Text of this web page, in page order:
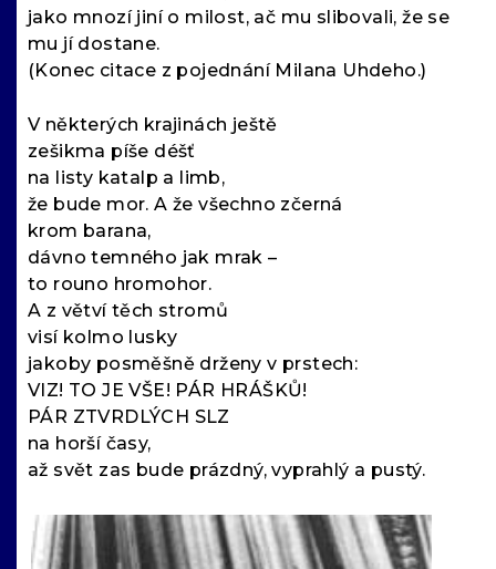
jako mnozí jiní o milost, ač mu slibovali, že se
mu jí dostane.
(Konec citace z pojednání Milana Uhdeho.)
V některých krajinách ještě
zešikma píše déšť
na listy katalp a limb,
že bude mor. A že všechno zčerná
krom barana,
dávno temného jak mrak –
to rouno hromohor.
A z větví těch stromů
visí kolmo lusky
jakoby posměšně drženy v prstech:
VIZ! TO JE VŠE! PÁR HRÁŠKŮ!
PÁR ZTVRDLÝCH SLZ
na horší časy,
až svět zas bude prázdný, vyprahlý a pustý.